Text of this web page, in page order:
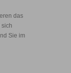
das
sich
Sie im